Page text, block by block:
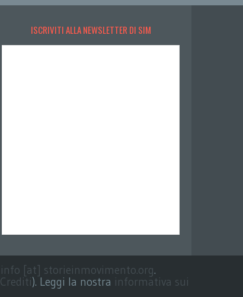
ISCRIVITI ALLA NEWSLETTER DI SIM
info [at] storieinmovimento.org.
Crediti). Leggi la nostra informativa sui